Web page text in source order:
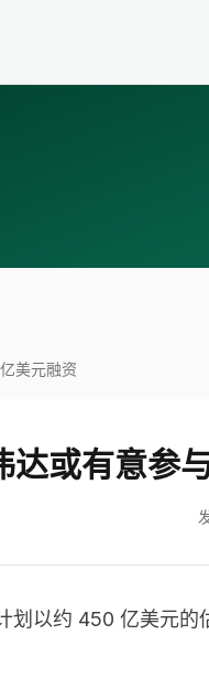
美元融资
达或有意参
划以约 450 亿美元